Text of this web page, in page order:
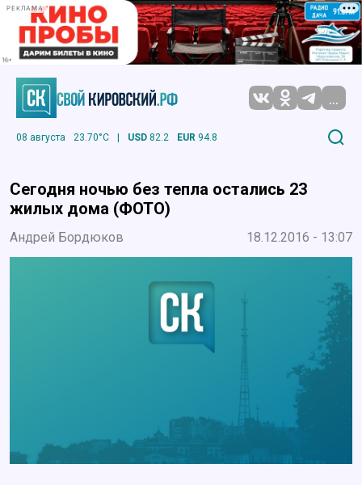
РЕКЛАМА
...
08 августа 23.70°C | USD 82.2 EUR 94.8
Сегодня ночью без тепла остались 23
жилых дома (ФОТО)
Андрей Бордюков 18.12.2016 - 13:07